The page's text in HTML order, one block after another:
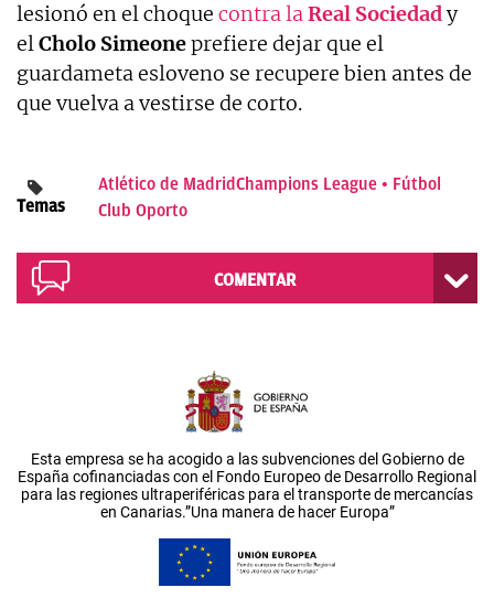
lesionó en el choque contra laReal Sociedady
elCholo Simeoneprefiere dejar que el
guardameta esloveno se recupere bien antes de
que vuelva a vestirse de corto.
Temas
Atlético de MadridChampions League
Fútbol
Club Oporto
COMENTAR
Esta empresa se ha acogido a las subvenciones del Gobierno de
España cofinanciadas con el Fondo Europeo de Desarrollo Regional
para las regiones ultraperiféricas para el transporte de mercancías
en Canarias.”Una manera de hacer Europa”